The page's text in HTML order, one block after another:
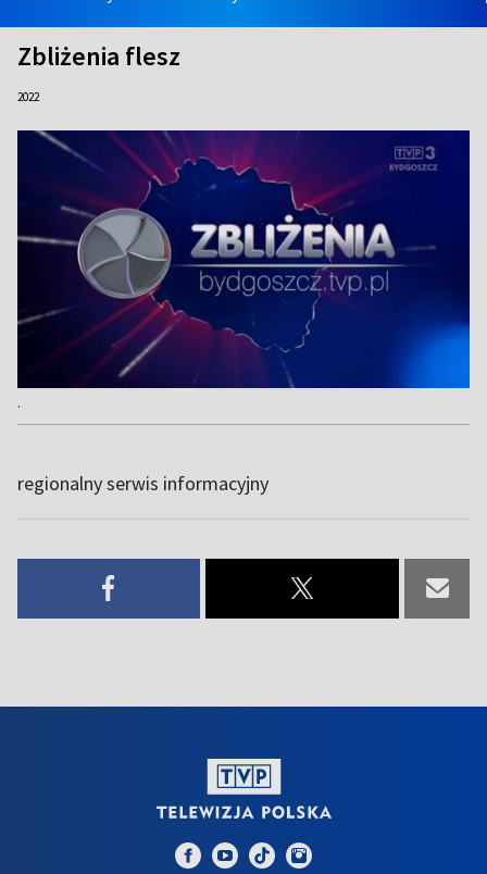
Zbliżenia flesz
2022
.
regionalny serwis informacyjny